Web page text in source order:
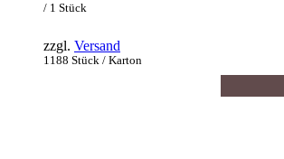
151,51€
ist:
1188 Stück / Karton
/ 1 Stück
zzgl. Versand